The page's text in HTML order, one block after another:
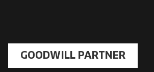
GOODWILL PARTNER